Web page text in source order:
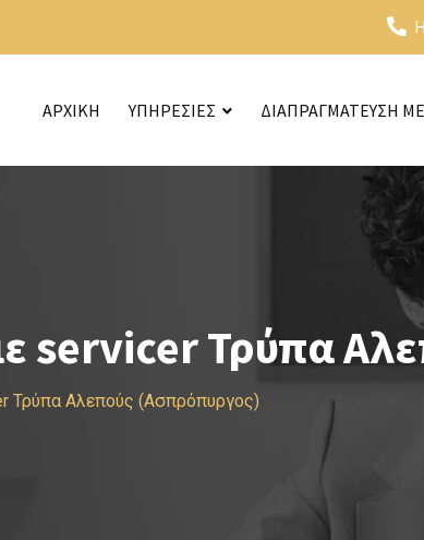
ΑΡΧΙΚΗ ΥΠΗΡΕΣΙΕΣ ΔΙΑΠΡΑΓΜΑΤΕΥΣΗ ΜΕ
servicer Τρύπα
Τρύπα Αλεπούς (Ασπρόπυργος)